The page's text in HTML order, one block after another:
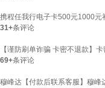
携程任我行电子卡500元1000元
31+条评论
【谨防刷单诈骗 卡密不退款】
69+条评论
穆峰达【付款后联系客服】穆